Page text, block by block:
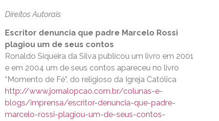
Direitos Autorais
Escritor denuncia que padre Marcelo Rossi
plagiou um de seus contos
Ronaldo Siqueira da Silva publicou um livro em 2001
e em 2004 um de seus contos apareceu no livro
“Momento de Fé”, do religioso da Igreja Católica
http://www.jornalopcao.com.br/colunas-e-
blogs/imprensa/escritor-denuncia-que-padre-
marcelo-rossi-plagiou-um-de-seus-contos-